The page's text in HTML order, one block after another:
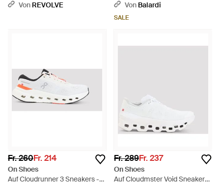
Von REVOLVE
BlauVon Balardi
SALE
Fr. 260Fr. 214
On Shoes
Auf Cloudrunner 3 Sneakers -
Fr. 289Fr. 237
On Shoes
Auf Cloudmster Void Sneakers